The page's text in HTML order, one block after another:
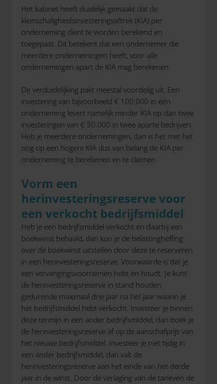
Het kabinet heeft duidelijk gemaakt dat de
kleinschaligheidsinvesteringsaftrek (KIA) per
onderneming dient te worden berekend en
toegepast. Dit betekent dat een ondernemer die
meerdere ondernemingen heeft, voor alle
ondernemingen apart de KIA mag berekenen.
De verduidelijking pakt meestal voordelig uit. Een
investering van bijvoorbeeld € 100.000 in één
onderneming levert namelijk minder KIA op dan twee
investeringen van € 50.000 in twee aparte bedrijven.
Heb je meerdere ondernemingen, dan is het met het
oog op een hogere KIA dus van belang de KIA per
onderneming te berekenen en te claimen.
Vorm een
herinvesteringsreserve voor
een verkocht bedrijfsmiddel
Heb je een bedrijfsmiddel verkocht en daarbij een
boekwinst behaald, dan kun je de belastingheffing
over de boekwinst uitstellen door deze te reserveren
in een herinvesteringsreserve. Voorwaarde is dat je
een vervangingsvoornemen hebt en houdt. Je kunt
de herinvesteringsreserve in stand houden
gedurende maximaal drie jaar na het jaar waarin je
het bedrijfsmiddel hebt verkocht. Investeer je binnen
deze termijn in een ander bedrijfsmiddel, dan boek je
de herinvesteringsreserve af op de aanschafprijs van
het nieuwe bedrijfsmiddel. Investeer je niet tijdig in
een ander bedrijfsmiddel, dan valt de
herinvesteringsreserve aan het einde van het derde
jaar in de winst. Door de verlaging van de tarieven de